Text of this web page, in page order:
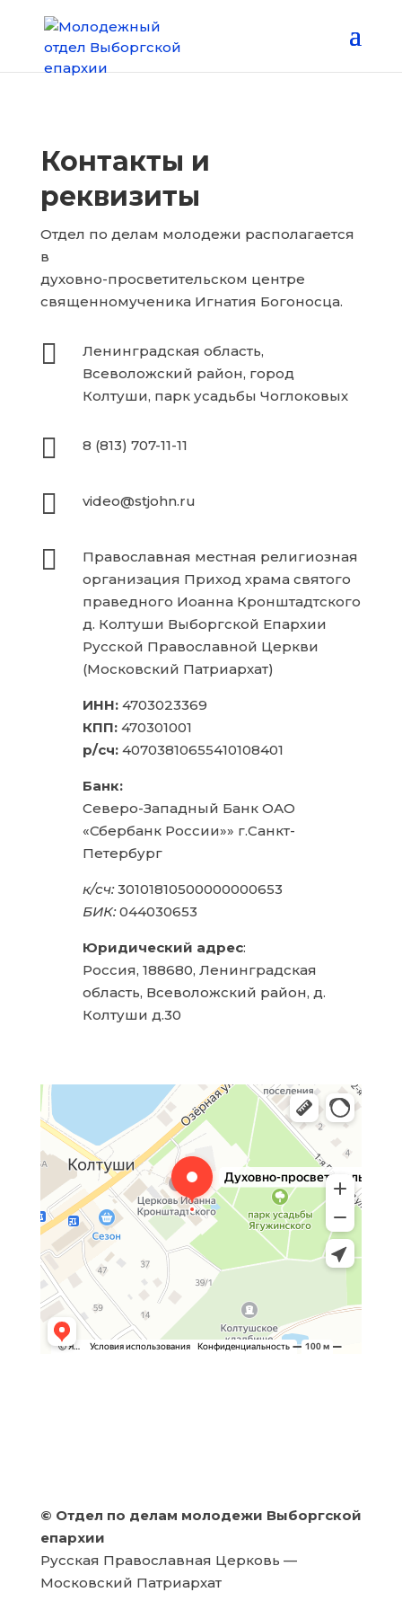
Контакты и
реквизиты
Отдел по делам молодежи располагается
в
духовно-просветительском центре
священномученика Игнатия Богоносца.

Ленинградская область,
Всеволожский район, город
Колтуши, парк усадьбы Чоглоковых
 8 (813) 707-11-11
 video@stjohn.ru

Православная местная религиозная
организация Приход храма святого
праведного Иоанна Кронштадтского
д. Колтуши Выборгской Епархии
Русской Православной Церкви
(Московский Патриархат)
ИНН:4703023369
КПП:470301001
р/сч:40703810655410108401
Банк:
Северо-Западный Банк ОАО
«Сбербанк России»» г.Санкт-
Петербург
к/сч:30101810500000000653
БИК:044030653
Юридический адрес:
Россия, 188680, Ленинградская
область, Всеволожский район, д.
Колтуши д.30
Духовно-просветительский центр во имя
священномученика Игнатия Богоносца
Религиозное объединение в Санкт‑Петербурге и
Ленинградской области
© Отдел по делам молодежи Выборгской
епархии
Русская Православная Церковь —
Московский Патриархат